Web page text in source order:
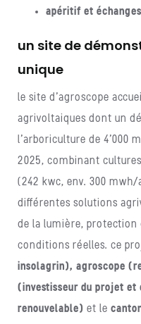
apéritif et échanges
un site de
unique
le site d’agroscope
agrivoltaiques dont un
l’arboriculture de 4’000
2025, combinant
(242 kwc, env. 300
différentes solutions
de la lumière, protection
conditions réelles. ce
insolagrin), agroscope
(investisseur du projet et
renouvelable) et le